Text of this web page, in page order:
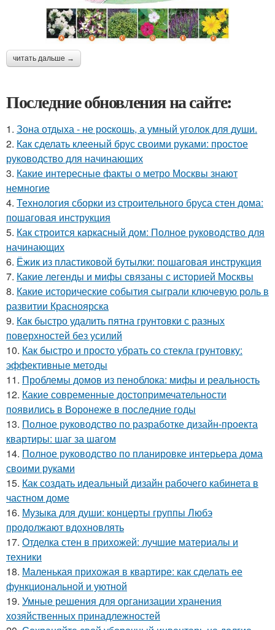
читать дальше →
Последние обновления на сайте:
1. Зона отдыха - не роcкошь, а умный уголок для души.
2. Как сделать клееный брус своими руками: простое
руководство для начинающих
3. Какие интересные факты о метро Москвы знают
немногие
4. Технология сборки из строительного бруса стен дома:
пошаговая инструкция
5. Как строится каркасный дом: Полное руководство для
начинающих
6. Ёжик из пластиковой бутылки: пошаговая инструкция
7. Какие легенды и мифы связаны с историей Москвы
8. Какие исторические события сыграли ключевую роль в
развитии Красноярска
9. Как быстро удалить пятна грунтовки с разных
поверхностей без усилий
10. Как быстро и просто убрать со стекла грунтовку:
эффективные методы
11. Проблемы домов из пеноблока: мифы и реальность
12. Какие современные достопримечательности
появились в Воронеже в последние годы
13. Полное руководство по разработке дизайн-проекта
квартиры: шаг за шагом
14. Полное руководство по планировке интерьера дома
своими руками
15. Как создать идеальный дизайн рабочего кабинета в
частном доме
16. Музыка для души: концерты группы Любэ
продолжают вдохновлять
17. Отделка стен в прихожей: лучшие материалы и
техники
18. Маленькая прихожая в квартире: как сделать ее
функциональной и уютной
19. Умные решения для организации хранения
хозяйственных принадлежностей